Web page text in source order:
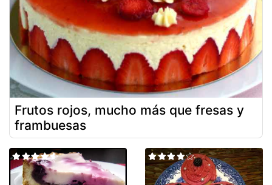
Frutos rojos, mucho más que fresas y
frambuesas